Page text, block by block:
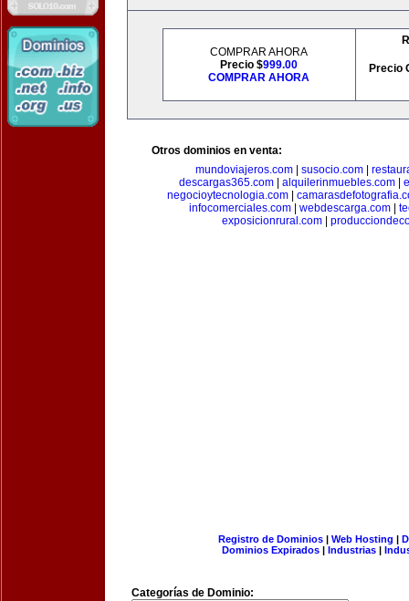
COMPRAR AHORA
Precio $999.00
COMPRAR AHORA
Precio
Otros dominios en venta:
mundoviajeros.com| susocio.com|
descargas365.com| alquilerinmuebles.com|
negocioytecnologia.com
infocomerciales.com| webdescarga.com|
exposicionrural.com
Registro de Dominios| Web Hosting |
Dominios Expirados | Industrias |
Categorías de Dominio: